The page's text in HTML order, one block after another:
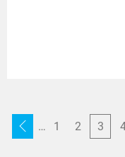
… 1 2 3